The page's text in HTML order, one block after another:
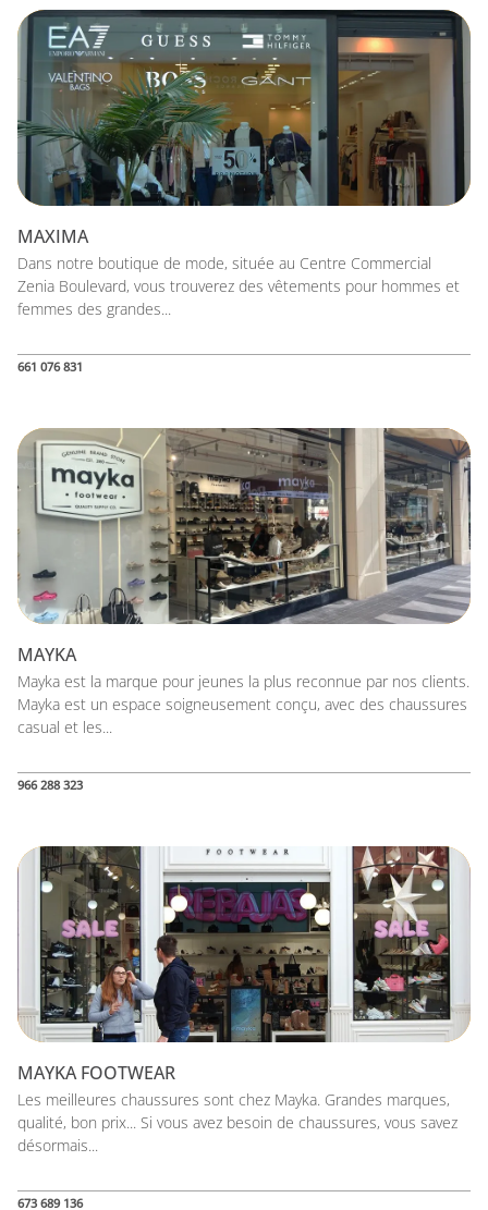
MAXIMA
Dans notre boutique de mode, située au Centre Commercial
Zenia Boulevard, vous trouverez des vêtements pour hommes et
femmes des grandes...
661 076 831
MAYKA
Mayka est la marque pour jeunes la plus reconnue par nos clients.
Mayka est un espace soigneusement conçu, avec des chaussures
casual et les...
966 288 323
MAYKA FOOTWEAR
Les meilleures chaussures sont chez Mayka. Grandes marques,
qualité, bon prix... Si vous avez besoin de chaussures, vous savez
désormais...
673 689 136